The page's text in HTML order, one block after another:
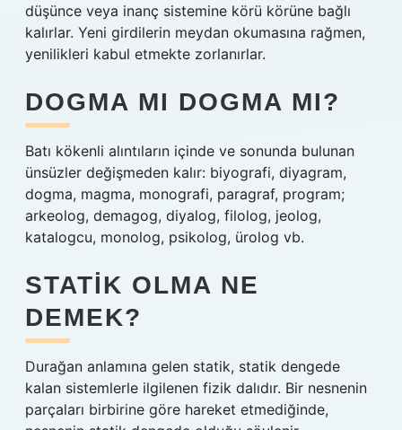
düşünce veya inanç sistemine körü körüne bağlı
kalırlar. Yeni girdilerin meydan okumasına rağmen,
yenilikleri kabul etmekte zorlanırlar.
DOGMA MI DOGMA MI?
Batı kökenli alıntıların içinde ve sonunda bulunan
ünsüzler değişmeden kalır: biyografi, diyagram,
dogma, magma, monografi, paragraf, program;
arkeolog, demagog, diyalog, filolog, jeolog,
katalogcu, monolog, psikolog, ürolog vb.
STATIK OLMA NE
DEMEK?
Durağan anlamına gelen statik, statik dengede
kalan sistemlerle ilgilenen fizik dalıdır. Bir nesnenin
parçaları birbirine göre hareket etmediğinde,